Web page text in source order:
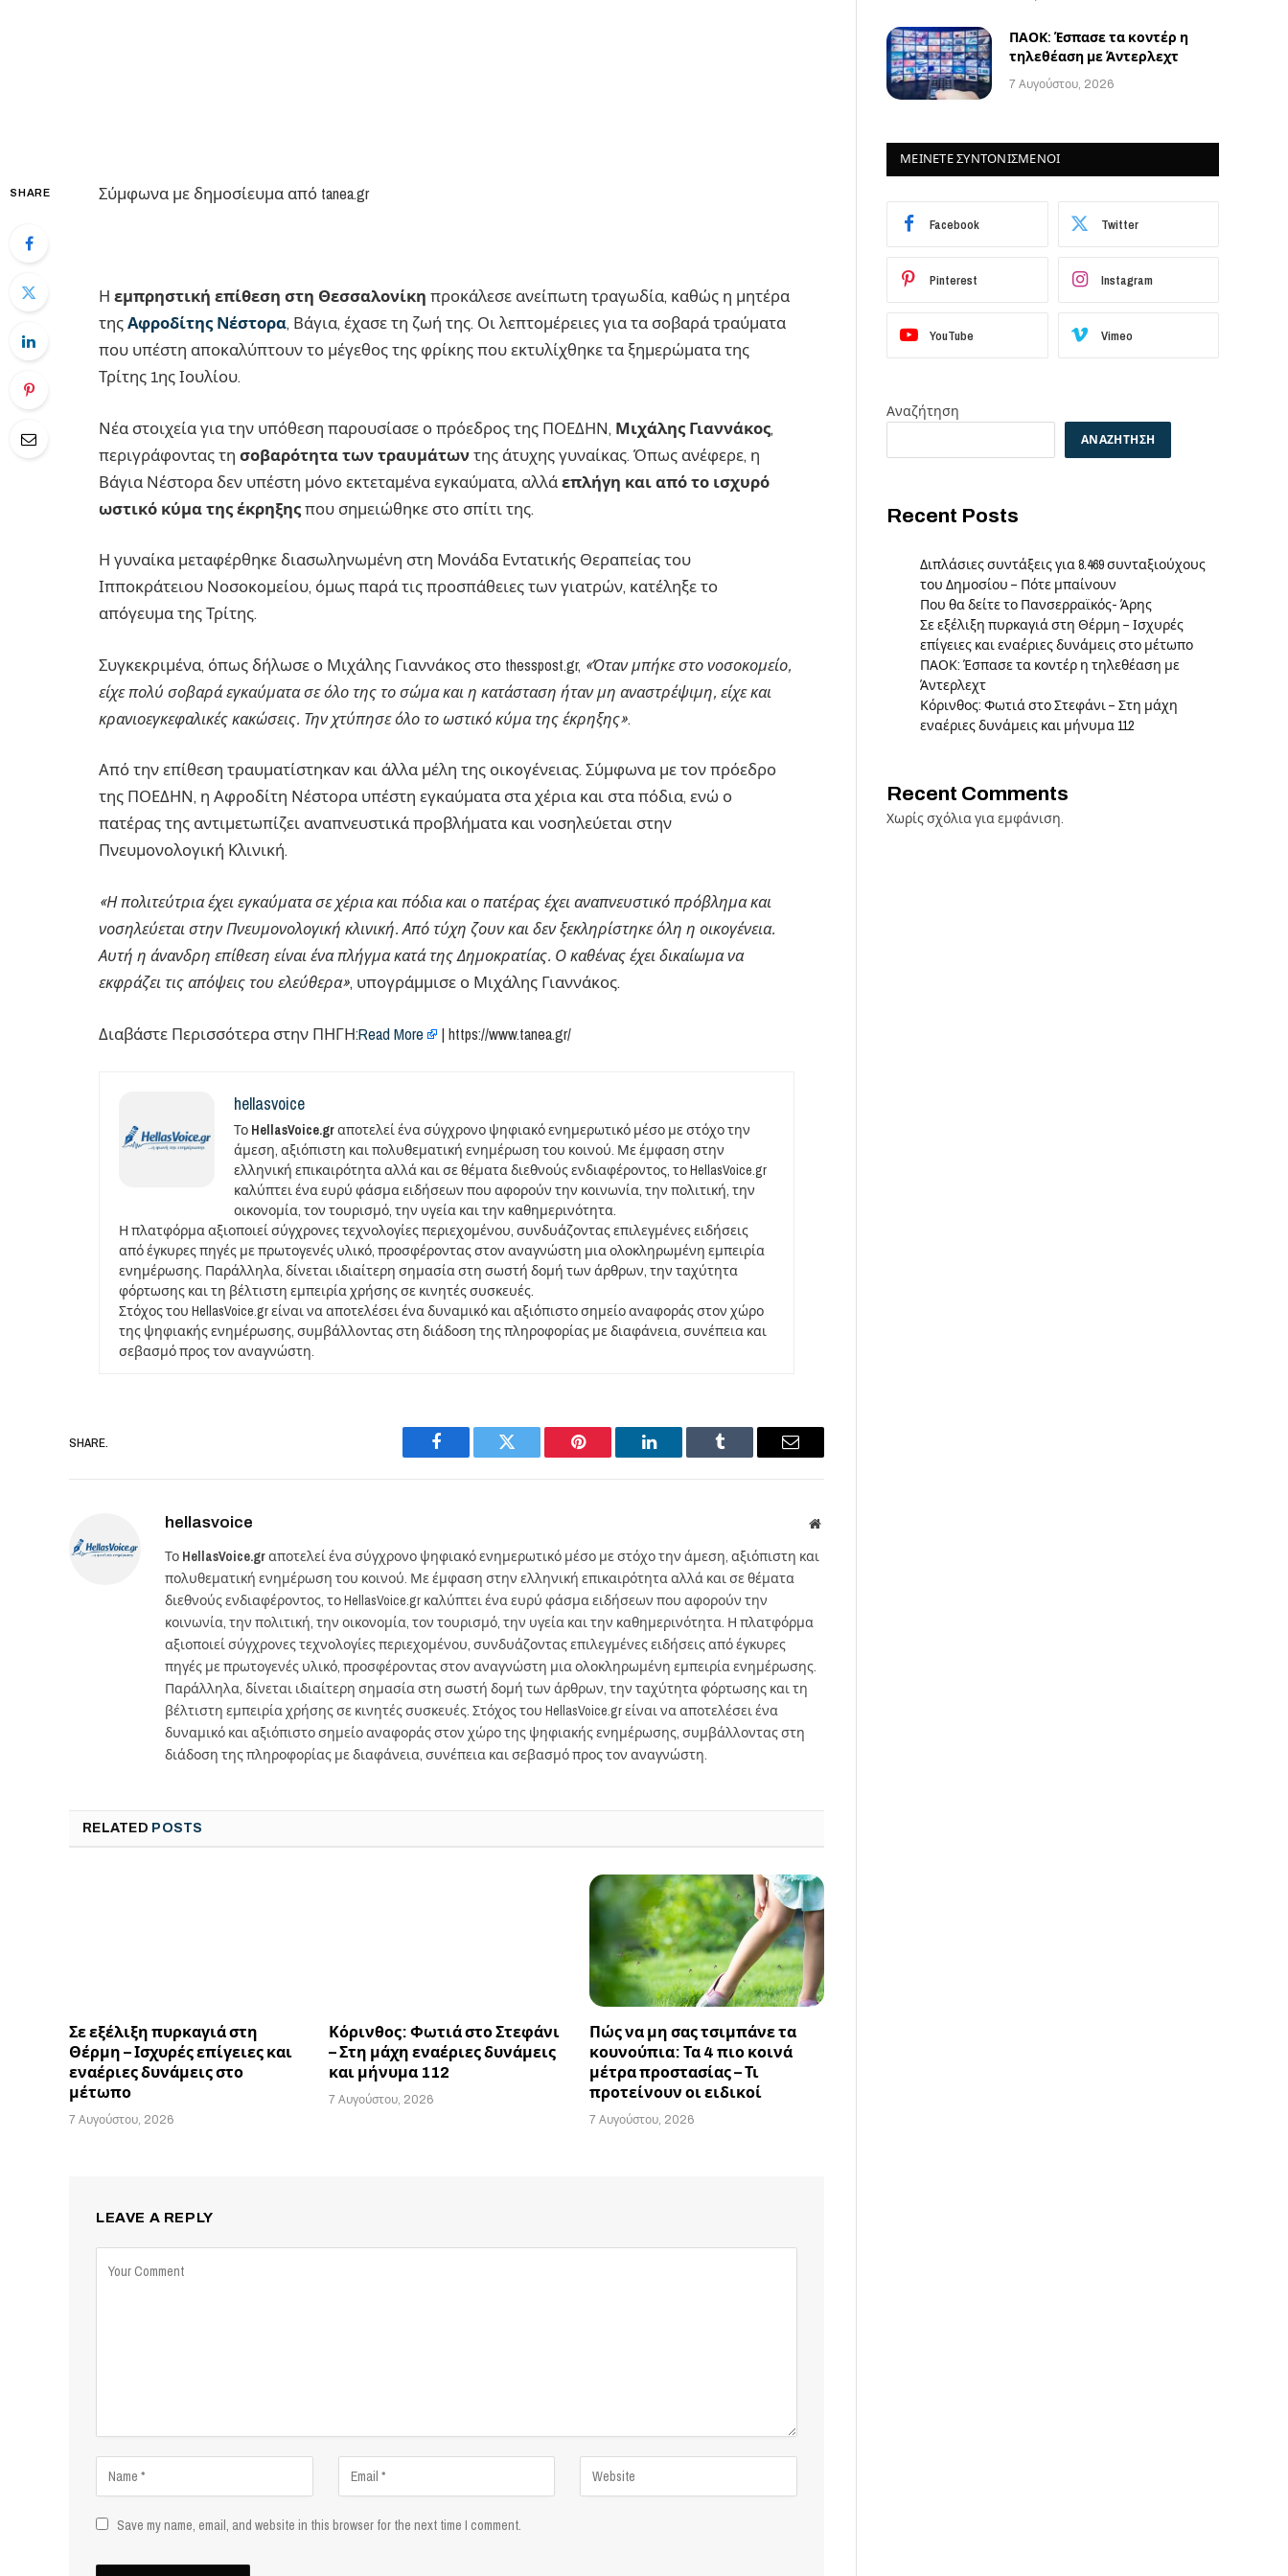
SHARE Σύμφωνα με δημοσίευμα από tanea.gr
Η εμπρηστική επίθεση στη Θεσσαλονίκη προκάλεσε ανείπωτη τραγωδία, καθώς η μητέρα
τηςΑφροδίτης Νέστορα, Βάγια, έχασε τη ζωή της. Οι λεπτομέρειες για τα σοβαρά τραύματα
που υπέστη αποκαλύπτουν το μέγεθος της φρίκης που εκτυλίχθηκε τα ξημερώματα της
Τρίτης 1ης Ιουλίου.
Νέα στοιχεία για την υπόθεση παρουσίασε ο πρόεδρος της ΠΟΕΔΗΝ, Μιχάλης Γιαννάκος,
περιγράφοντας τη σοβαρότητα των τραυμάτωντης άτυχης γυναίκας. Όπως ανέφερε, η
Βάγια Νέστορα δεν υπέστη μόνο εκτεταμένα εγκαύματα, αλλάεπλήγη και από το ισχυρό
ωστικό κύμα της έκρηξηςπου σημειώθηκε στο σπίτι της.
Η γυναίκα μεταφέρθηκε διασωληνωμένη στη Μονάδα Εντατικής Θεραπείας του
Ιπποκράτειου Νοσοκομείου, όμως παρά τις προσπάθειες των γιατρών, κατέληξε το
απόγευμα της Τρίτης.
Συγκεκριμένα, όπως δήλωσε ο Μιχάλης Γιαννάκος στο thesspost.gr, «Όταν μπήκε στο νοσοκομείο,
είχε πολύ σοβαρά εγκαύματα σε όλο της το σώμα και η κατάσταση ήταν μη αναστρέψιμη, είχε και
κρανιοεγκεφαλικές κακώσεις. Την χτύπησε όλο το ωστικό κύμα της έκρηξης».
Από την επίθεση τραυματίστηκαν και άλλα μέλη της οικογένειας. Σύμφωνα με τον πρόεδρο
της ΠΟΕΔΗΝ, η Αφροδίτη Νέστορα υπέστη εγκαύματα στα χέρια και στα πόδια, ενώ ο
πατέρας της αντιμετωπίζει αναπνευστικά προβλήματα και νοσηλεύεται στην
Πνευμονολογική Κλινική.
«Η πολιτεύτρια έχει εγκαύματα σε χέρια και πόδια και ο πατέρας έχει αναπνευστικό πρόβλημα και
νοσηλεύεται στην Πνευμονολογική κλινική. Από τύχη ζουν και δεν ξεκληρίστηκε όλη η οικογένεια.
Αυτή η άνανδρη επίθεση είναι ένα πλήγμα κατά της Δημοκρατίας. Ο καθένας έχει δικαίωμα να
εκφράζει τις απόψεις του ελεύθερα», υπογράμμισε ο Μιχάλης Γιαννάκος.
Διαβάστε Περισσότερα στην ΠΗΓΗ:​Read More | https://www.tanea.gr/
hellasvoice
Το HellasVoice.grαποτελεί ένα σύγχρονο ψηφιακό ενημερωτικό μέσο με στόχο την
άμεση, αξιόπιστη και πολυθεματική ενημέρωση του κοινού. Με έμφαση στην
ελληνική επικαιρότητα αλλά και σε θέματα διεθνούς ενδιαφέροντος, το HellasVoice.gr
καλύπτει ένα ευρύ φάσμα ειδήσεων που αφορούν την κοινωνία, την πολιτική, την
οικονομία, τον τουρισμό, την υγεία και την καθημερινότητα.
Η πλατφόρμα αξιοποιεί σύγχρονες τεχνολογίες περιεχομένου, συνδυάζοντας επιλεγμένες ειδήσεις
από έγκυρες πηγές με πρωτογενές υλικό, προσφέροντας στον αναγνώστη μια ολοκληρωμένη εμπειρία
ενημέρωσης. Παράλληλα, δίνεται ιδιαίτερη σημασία στη σωστή δομή των άρθρων, την ταχύτητα
φόρτωσης και τη βέλτιστη εμπειρία χρήσης σε κινητές συσκευές.
Στόχος του HellasVoice.gr είναι να αποτελέσει ένα δυναμικό και αξιόπιστο σημείο αναφοράς στον χώρο
της ψηφιακής ενημέρωσης, συμβάλλοντας στη διάδοση της πληροφορίας με διαφάνεια, συνέπεια και
σεβασμό προς τον αναγνώστη.
SHARE.
Facebook Twitter Pinterest LinkedIn Tumblr Email
hellasvoice Website
Το HellasVoice.grαποτελεί ένα σύγχρονο ψηφιακό ενημερωτικό μέσο με στόχο την άμεση, αξιόπιστη και
πολυθεματική ενημέρωση του κοινού. Με έμφαση στην ελληνική επικαιρότητα αλλά και σε θέματα
διεθνούς ενδιαφέροντος, το HellasVoice.gr καλύπτει ένα ευρύ φάσμα ειδήσεων που αφορούν την
κοινωνία, την πολιτική, την οικονομία, τον τουρισμό, την υγεία και την καθημερινότητα. Η πλατφόρμα
αξιοποιεί σύγχρονες τεχνολογίες περιεχομένου, συνδυάζοντας επιλεγμένες ειδήσεις από έγκυρες
πηγές με πρωτογενές υλικό, προσφέροντας στον αναγνώστη μια ολοκληρωμένη εμπειρία ενημέρωσης.
Παράλληλα, δίνεται ιδιαίτερη σημασία στη σωστή δομή των άρθρων, την ταχύτητα φόρτωσης και τη
βέλτιστη εμπειρία χρήσης σε κινητές συσκευές. Στόχος του HellasVoice.gr είναι να αποτελέσει ένα
δυναμικό και αξιόπιστο σημείο αναφοράς στον χώρο της ψηφιακής ενημέρωσης, συμβάλλοντας στη
διάδοση της πληροφορίας με διαφάνεια, συνέπεια και σεβασμό προς τον αναγνώστη.
RELATED POSTS
Σε εξέλιξη πυρκαγιά στη
Θέρμη – Ισχυρές επίγειες και
εναέριες δυνάμεις στο
μέτωπο
7 Αυγούστου, 2026
Κόρινθος: Φωτιά στο Στεφάνι
– Στη μάχη εναέριες δυνάμεις
και μήνυμα 112
7 Αυγούστου, 2026
Πώς να μη σας τσιμπάνε τα
κουνούπια: Τα 4 πιο κοινά
μέτρα προστασίας – Τι
προτείνουν οι ειδικοί
7 Αυγούστου, 2026
LEAVE A REPLY
Save my name, email, and website in this browser for the next time I comment.
ΠΑΟΚ: Έσπασε τα κοντέρ η
τηλεθέαση με Άντερλεχτ
7 Αυγούστου, 2026
ΜΕΙΝΕΤΕ ΣΥΝΤΟΝΙΣΜΕΝΟΙ
Facebook Twitter
Pinterest Instagram
YouTube Vimeo
Αναζήτηση
ΑΝΑΖΉΤΗΣΗ
Recent Posts
Διπλάσιες συντάξεις για 8.469 συνταξιούχους
του Δημοσίου – Πότε μπαίνουν
Που θα δείτε το Πανσερραϊκός- Άρης
Σε εξέλιξη πυρκαγιά στη Θέρμη – Ισχυρές
επίγειες και εναέριες δυνάμεις στο μέτωπο
ΠΑΟΚ: Έσπασε τα κοντέρ η τηλεθέαση με
Άντερλεχτ
Κόρινθος: Φωτιά στο Στεφάνι – Στη μάχη
εναέριες δυνάμεις και μήνυμα 112
Recent Comments
Χωρίς σχόλια για εμφάνιση.